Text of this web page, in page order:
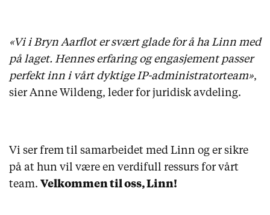
«Vi i Bryn Aarflot er svært glade for å ha Linn med
på laget. Hennes erfaring og engasjement passer
perfekt inn i vårt dyktige IP-administratorteam»,
sier Anne Wildeng, leder for juridisk avdeling.
Vi ser frem til samarbeidet med Linn og er sikre
på at hun vil være en verdifull ressurs for vårt
team. Velkommen til oss, Linn!